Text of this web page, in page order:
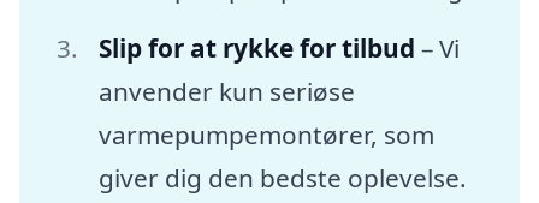
Slip for at rykke for tilbud – Vi
anvender kun seriøse
varmepumpemontører, som
giver dig den bedste oplevelse.